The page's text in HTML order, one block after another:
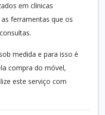
em clínicas
ferramentas que os
medida e para isso é
compra do móvel,
este serviço com